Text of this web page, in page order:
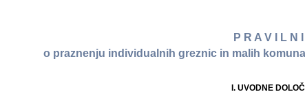
P R A V I L N
o praznenju individualnih greznic in malih
I. UVODNE